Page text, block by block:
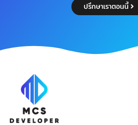
ปรึกษาเราตอนนี้